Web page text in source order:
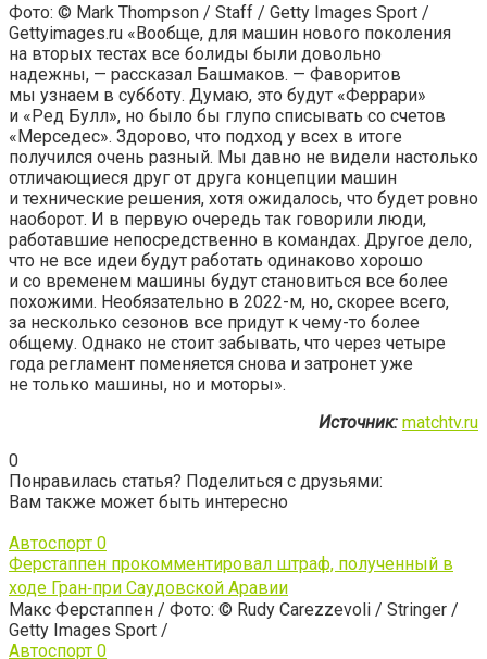
Фото: © Mark Thompson / Staff / Getty Images Sport /
Gettyimages.ru «Вообще, для машин нового поколения
на вторых тестах все болиды были довольно
надежны, — рассказал Башмаков. — Фаворитов
мы узнаем в субботу. Думаю, это будут «Феррари»
и «Ред Булл», но было бы глупо списывать со счетов
«Мерседес». Здорово, что подход у всех в итоге
получился очень разный. Мы давно не видели настолько
отличающиеся друг от друга концепции машин
и технические решения, хотя ожидалось, что будет ровно
наоборот. И в первую очередь так говорили люди,
работавшие непосредственно в командах. Другое дело,
что не все идеи будут работать одинаково хорошо
и со временем машины будут становиться все более
похожими. Необязательно в 2022-м, но, скорее всего,
за несколько сезонов все придут к чему-то более
общему. Однако не стоит забывать, что через четыре
года регламент поменяется снова и затронет уже
не только машины, но и моторы».
Источник: matchtv.ru
0
Понравилась статья? Поделиться с друзьями:
Вам также может быть интересно
Автоспорт 0
Ферстаппен прокомментировал штраф, полученный в
ходе Гран‑при Саудовской Аравии
Макс Ферстаппен / Фото: © Rudy Carezzevoli / Stringer /
Getty Images Sport /
Автоспорт 0